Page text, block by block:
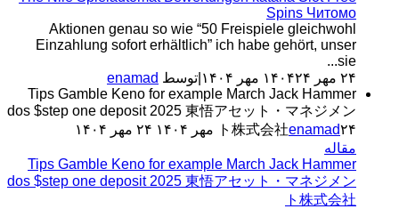
Spins Читомо
Aktionen genau so wie “50 Freispiele gleichwohl
Einzahlung sofort erhältlich” ich habe gehört, unser
sie...
۲۴ مهر ۱۴۰۴
۲۴ مهر ۱۴۰۴ توسط enamad
Tips Gamble Keno for example March Jack Hammer
dos $step one deposit 2025 東悟アセット・マネジメン
ト株式会社enamad۲۴ مهر ۱۴۰۴
۲۴ مهر ۱۴۰۴
مقاله
Tips Gamble Keno for example March Jack Hammer
dos $step one deposit 2025 東悟アセット・マネジメン
ト株式会社